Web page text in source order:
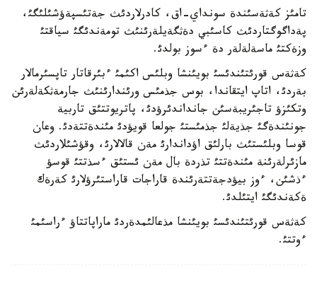
تامئز كةثةسئندة سونداي-اق، كادرلاردئث جةتئسپةؤشئلئگئ،
پةداگوگتاردئث كاسئبي دةثگةيلةرئنئث تومةندئگئ سياقتئ
وزةكتئ ماسةلةلةر دة ءسوز بولدئ.
كةثةس قورئتئندئسئ بويئنشا وبلئس اكئمئ ءبئرقاتار تاپسئرمالار
بةردئ، اتاپ ايتقاندا، بوس جذمئس ورئندارئنئث جارمةثكةلةرئن
وتكئزؤ تاجئريبةسئن جانداندئرؤدئ، پاتريوتتئق تاربية
جونئندةگئ جذيةلئ جذمئستئ جولعا قويؤدئ مئندةتتةدئ. وعان
قوسا وبلئستئث بارلئق اؤداندارئ مةن قالالارئ، وقؤشئلاردئث
مازئرلةرئنة مئندةتتئ تذردة بال مةن ئستئق ءسذتتئ قوسؤ
ءذشئن، ءوز بيؤدجةتتةرئندة قاراجات قاراستئرؤلارئ كةرةك
ةكةندئگئ ايتئلدئ.
كةثةس قورئتئندئسئ بويئنشا مذعالئمدةردئ ماراپاتتاؤ ءراسئمئ
ءوتتئ.